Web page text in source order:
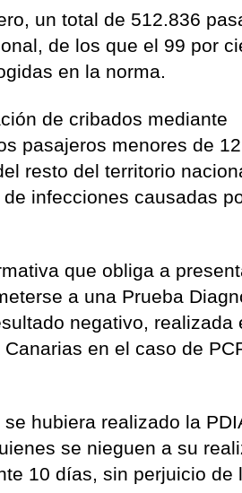
un total de 512.836
de los que el 99 por
en la norma.
de cribados mediante
pasajeros menores de
resto del territorio
infecciones causadas
que obliga a
a una Prueba
negativo, realizada
en el caso de
hubiera realizado la
se nieguen a su
10 días, sin perjuicio de